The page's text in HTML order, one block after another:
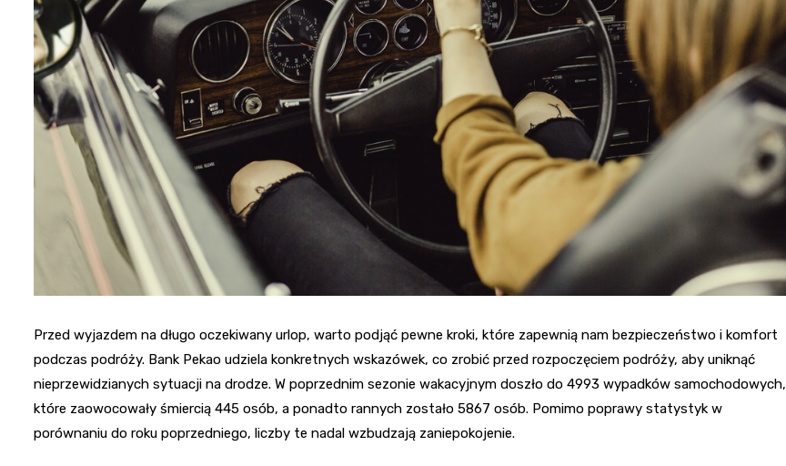
Przed wyjazdem na długo oczekiwany urlop, warto podjąć pewne kroki, które zapewnią nam bezpieczeństwo i komfort
podczas podróży. Bank Pekao udziela konkretnych wskazówek, co zrobić przed rozpoczęciem podróży, aby uniknąć
nieprzewidzianych sytuacji na drodze. W poprzednim sezonie wakacyjnym doszło do 4993 wypadków samochodowych,
które zaowocowały śmiercią 445 osób, a ponadto rannych zostało 5867 osób. Pomimo poprawy statystyk w
porównaniu do roku poprzedniego, liczby te nadal wzbudzają zaniepokojenie.